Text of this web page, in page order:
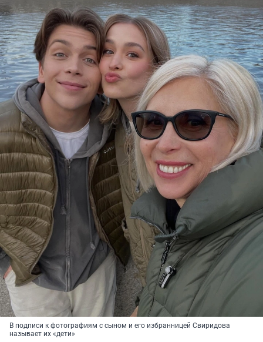
В подписи к фотографиям с сыном и его избранницей Свиридова
называет их «дети»